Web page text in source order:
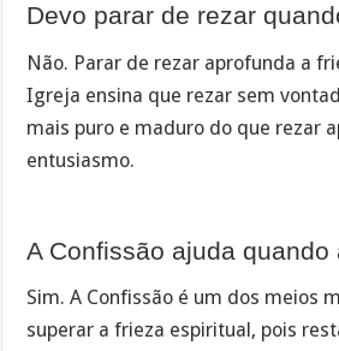
Devo parar de rezar
Não. Parar de rezar aprofunda a
Igreja ensina que rezar sem
mais puro e maduro do que rezar
entusiasmo.
A Confissão ajuda quando
Sim. A Confissão é um dos meios
superar a frieza espiritual, pois